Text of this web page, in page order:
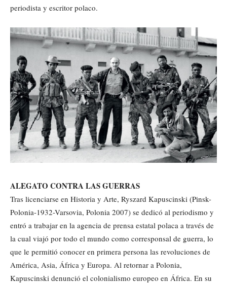
periodista y escritor polaco.
ALEGATO CONTRA LAS GUERRAS
Tras licenciarse en Historia y Arte, Ryszard Kapuscinski (Pinsk-
Polonia-1932-Varsovia, Polonia 2007) se dedicó al periodismo y
entró a trabajar en la agencia de prensa estatal polaca a través de
la cual viajó por todo el mundo como corresponsal de guerra, lo
que le permitió conocer en primera persona las revoluciones de
América, Asia, África y Europa. Al retornar a Polonia,
Kapuscinski denunció el colonialismo europeo en África. En su